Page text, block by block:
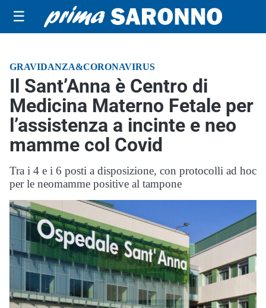
☰
GRAVIDANZA&CORONAVIRUS
Il Sant’Anna è Centro di
Medicina Materno Fetale per
l’assistenza a incinte e neo
mamme col Covid
Tra i 4 e i 6 posti a disposizione, con protocolli ad hoc
per le neomamme positive al tampone